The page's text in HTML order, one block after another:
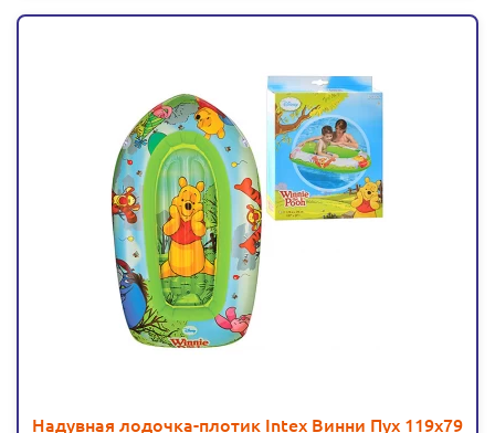
Надувная лодочка-плотик Intex Винни Пух 119х79